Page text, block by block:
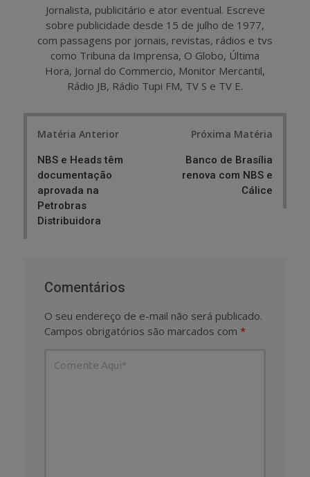
Jornalista, publicitário e ator eventual. Escreve
sobre publicidade desde 15 de julho de 1977,
com passagens por jornais, revistas, rádios e tvs
como Tribuna da Imprensa, O Globo, Última
Hora, Jornal do Commercio, Monitor Mercantil,
Rádio JB, Rádio Tupi FM, TV S e TV E.
Matéria Anterior
NBS e Heads têm
documentação
aprovada na
Petrobras
Distribuidora
Próxima Matéria
Banco de Brasília
renova com NBS e
Cálice
Comentários
O seu endereço de e-mail não será publicado.
Campos obrigatórios são marcados com *